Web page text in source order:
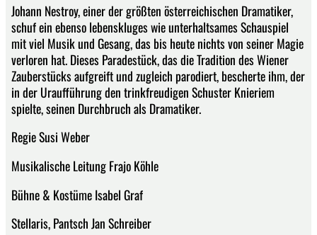
Johann Nestroy, einer der größten österreichischen Dramatiker,
schuf ein ebenso lebenskluges wie unterhaltsames Schauspiel
mit viel Musik und Gesang, das bis heute nichts von seiner Magie
verloren hat. Dieses Paradestück, das die Tradition des Wiener
Zauberstücks aufgreift und zugleich parodiert, bescherte ihm, der
in der Uraufführung den trinkfreudigen Schuster Knieriem
spielte, seinen Durchbruch als Dramatiker.
Regie Susi Weber
Musikalische Leitung Frajo Köhle
Bühne & Kostüme Isabel Graf
Stellaris, Pantsch Jan Schreiber